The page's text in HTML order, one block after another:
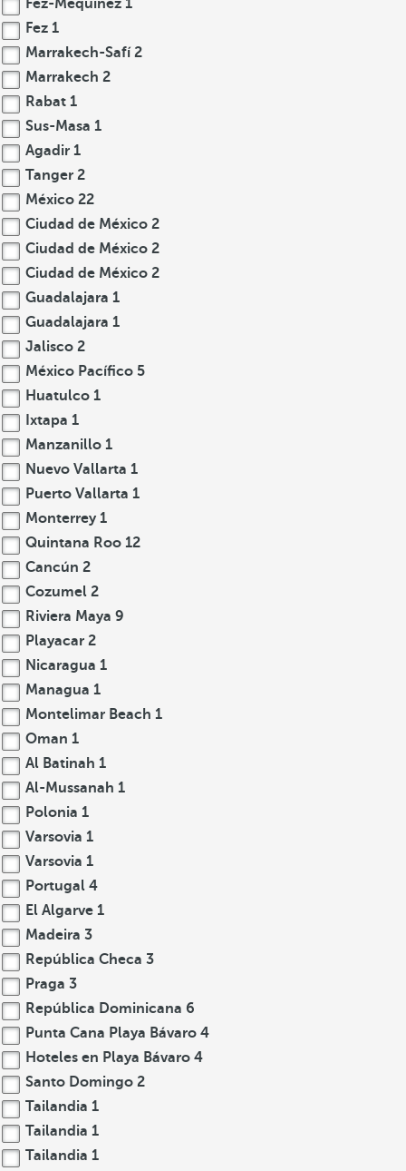
Fez-Mequinez 1
Fez 1
Marrakech-Safí2
Marrakech 2
Rabat 1
Sus-Masa 1
Agadir 1
Tanger 2
México 22
Ciudad de México 2
Ciudad de México 2
Ciudad de México 2
Guadalajara 1
Guadalajara 1
Jalisco 2
México Pacífico 5
Huatulco 1
Ixtapa 1
Manzanillo 1
Nuevo Vallarta 1
Puerto Vallarta 1
Monterrey 1
Quintana Roo 12
Cancún 2
Cozumel 2
Riviera Maya 9
Playacar 2
Nicaragua 1
Managua 1
Montelimar Beach 1
Oman 1
Al Batinah 1
Al-Mussanah 1
Polonia 1
Varsovia 1
Varsovia 1
Portugal 4
El Algarve 1
Madeira 3
República Checa 3
Praga 3
República Dominicana 6
Punta Cana Playa Bávaro 4
Hoteles en Playa Bávaro 4
Santo Domingo 2
Tailandia 1
Tailandia 1
Tailandia 1